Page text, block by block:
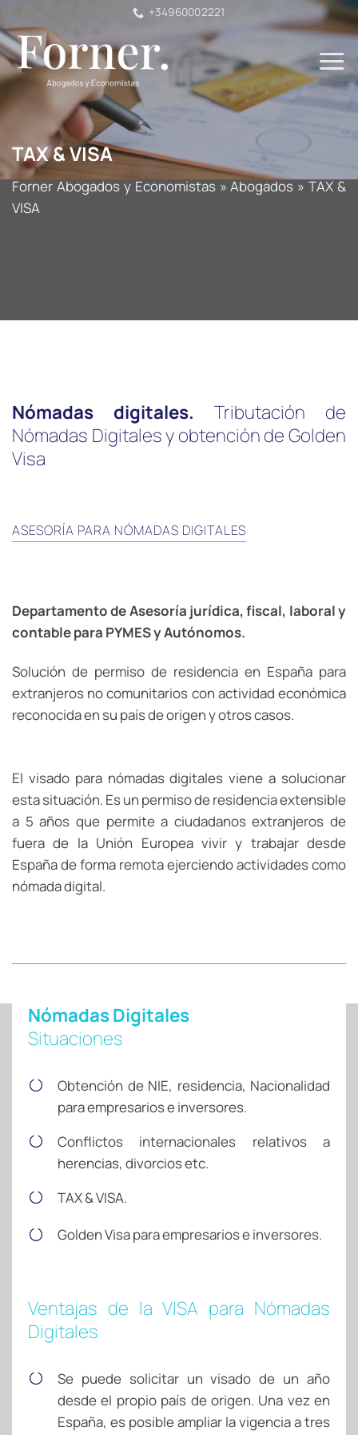
al
contenido
+34960002221
TAX & VISA
Forner Abogados y Economistas » Abogados » TAX &
VISA
Nómadas digitales. Tributación de
Nómadas Digitales y obtención de Golden
Visa
ASESORÍA PARA NÓMADAS DIGITALES
Departamento de Asesoría jurídica, fiscal, laboral y
contable para PYMES y Autónomos.
Solución de permiso de residencia en España para
extranjeros no comunitarios con actividad económica
reconocida en su país de origen y otros casos.
El visado para nómadas digitales viene a solucionar
esta situación. Es un permiso de residencia extensible
a 5 años que permite a ciudadanos extranjeros de
fuera de la Unión Europea vivir y trabajar desde
España de forma remota ejerciendo actividades como
nómada digital.
Nómadas Digitales
Situaciones
Obtención de NIE, residencia, Nacionalidad
para empresarios e inversores.
Conflictos internacionales relativos a
herencias, divorcios etc.
TAX & VISA.
Golden Visa para empresarios e inversores.
Ventajas de la VISA para Nómadas
Digitales
Se puede solicitar un visado de un año
desde el propio país de origen. Una vez en
España, es posible ampliar la vigencia a tres